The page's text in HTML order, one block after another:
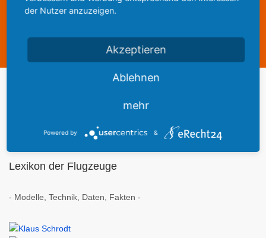
Diese Webseite steht zum Verkauf
Statistics
Lexikon der Flugzeuge
- Modelle, Technik, Daten, Fakten -
der Nutzer anzuzeigen.
Akzeptieren
Ablehnen
mehr
Powered by &